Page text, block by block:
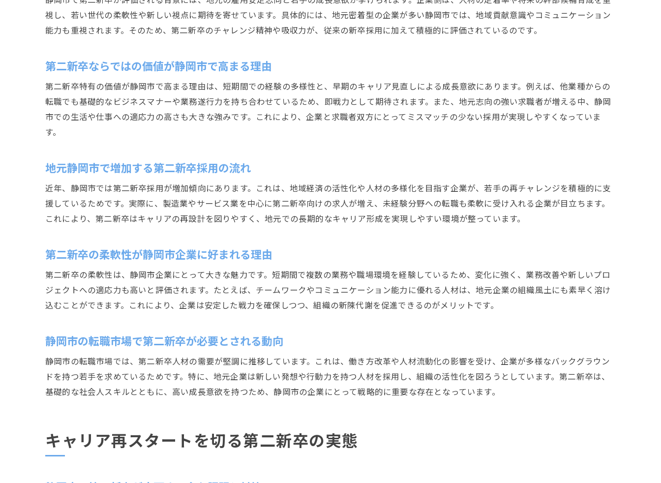
第二新卒が静岡市で描くキャリアパスの広がり
静岡市の転職市場における第二新卒の将来性
静岡市で第二新卒が未来を切り拓くための戦略
第二新卒の成長が静岡市の転職市場を活性化
静岡市で第二新卒が長期的に活躍する条件
視し、若い世代の柔軟性や新しい視点に期待を寄せています。具体的には、地元密着型の企業が多い静岡市では、地域貢献意識やコミュニケーション
能力も重視されます。そのため、第二新卒のチャレンジ精神や吸収力が、従来の新卒採用に加えて積極的に評価されているのです。
第二新卒ならではの価値が静岡市で高まる理由
第二新卒特有の価値が静岡市で高まる理由は、短期間での経験の多様性と、早期のキャリア見直しによる成長意欲にあります。例えば、他業種からの
転職でも基礎的なビジネスマナーや業務遂行力を持ち合わせているため、即戦力として期待されます。また、地元志向の強い求職者が増える中、静岡
市での生活や仕事への適応力の高さも大きな強みです。これにより、企業と求職者双方にとってミスマッチの少ない採用が実現しやすくなっていま
す。
地元静岡市で増加する第二新卒採用の流れ
近年、静岡市では第二新卒採用が増加傾向にあります。これは、地域経済の活性化や人材の多様化を目指す企業が、若手の再チャレンジを積極的に支
援しているためです。実際に、製造業やサービス業を中心に第二新卒向けの求人が増え、未経験分野への転職も柔軟に受け入れる企業が目立ちます。
これにより、第二新卒はキャリアの再設計を図りやすく、地元での長期的なキャリア形成を実現しやすい環境が整っています。
第二新卒の柔軟性が静岡市企業に好まれる理由
第二新卒の柔軟性は、静岡市企業にとって大きな魅力です。短期間で複数の業務や職場環境を経験しているため、変化に強く、業務改善や新しいプロ
ジェクトへの適応力も高いと評価されます。たとえば、チームワークやコミュニケーション能力に優れる人材は、地元企業の組織風土にも素早く溶け
込むことができます。これにより、企業は安定した戦力を確保しつつ、組織の新陳代謝を促進できるのがメリットです。
静岡市の転職市場で第二新卒が必要とされる動向
静岡市の転職市場では、第二新卒人材の需要が堅調に推移しています。これは、働き方改革や人材流動化の影響を受け、企業が多様なバックグラウン
ドを持つ若手を求めているためです。特に、地元企業は新しい発想や行動力を持つ人材を採用し、組織の活性化を図ろうとしています。第二新卒は、
基礎的な社会人スキルとともに、高い成長意欲を持つため、静岡市の企業にとって戦略的に重要な存在となっています。
キャリア再スタートを切る第二新卒の実態